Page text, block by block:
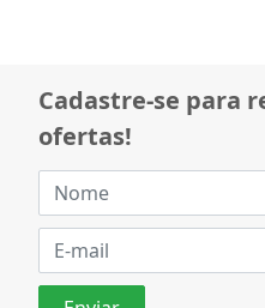
Cadastre-se para
ofertas!